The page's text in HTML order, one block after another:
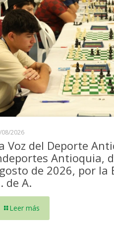
08/2026
Voz del Deporte
Antioquia,
de 2026, por la
de A.
Leer más